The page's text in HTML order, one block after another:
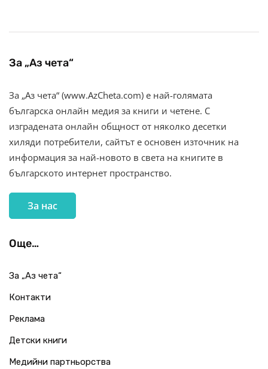
За „Аз чета“
За „Аз чета“ (www.AzCheta.com) е най-голямата
българска онлайн медия за книги и четене. С
изградената онлайн общност от няколко десетки
хиляди потребители, сайтът е основен източник на
информация за най-новото в света на книгите в
българското интернет пространство.
За нас
Още…
За „Аз чета“
Контакти
Реклама
Детски книги
Медийни партньорства